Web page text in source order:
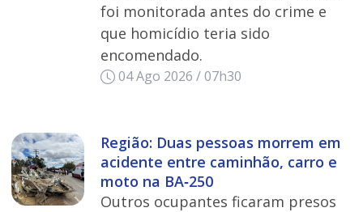
foi monitorada antes do crime e
que homicídio teria sido
encomendado.
04 Ago 2026 / 07h30
Região: Duas pessoas morrem em
acidente entre caminhão, carro e
moto na BA‑250
Outros ocupantes ficaram presos